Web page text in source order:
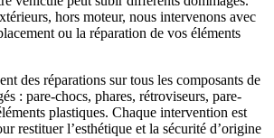
hors moteur, nous intervenons avec
ou la réparation de vos éléments
des réparations sur tous les composants de
: pare-chocs, phares, rétroviseurs, pare-
plastiques. Chaque intervention est
restituer l’esthétique et la sécurité d’origine